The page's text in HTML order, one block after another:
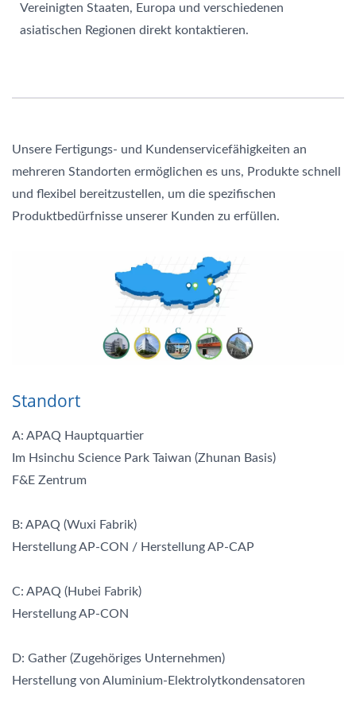
Vereinigten Staaten, Europa und verschiedenen
asiatischen Regionen direkt kontaktieren.
Unsere Fertigungs- und Kundenservicefähigkeiten an
mehreren Standorten ermöglichen es uns, Produkte schnell
und flexibel bereitzustellen, um die spezifischen
Produktbedürfnisse unserer Kunden zu erfüllen.
Standort
A: APAQ Hauptquartier
Im Hsinchu Science Park Taiwan (Zhunan Basis)
F&E Zentrum
B: APAQ (Wuxi Fabrik)
Herstellung AP-CON / Herstellung AP-CAP
C: APAQ (Hubei Fabrik)
Herstellung AP-CON
D: Gather (Zugehöriges Unternehmen)
Herstellung von Aluminium-Elektrolytkondensatoren